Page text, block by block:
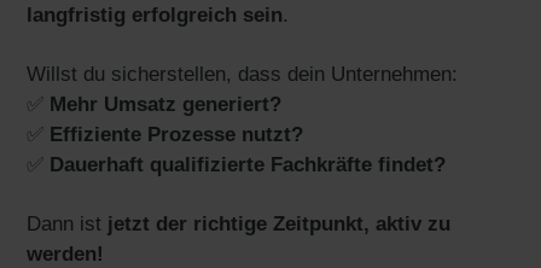
langfristig erfolgreich sein.
Willst du sicherstellen, dass dein Unternehmen:
✅ Mehr Umsatz generiert?
✅ Effiziente Prozesse nutzt?
✅ Dauerhaft qualifizierte Fachkräfte findet?
Dann ist jetzt der richtige Zeitpunkt, aktiv zu
werden!